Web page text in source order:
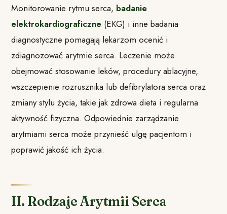
Monitorowanie rytmu serca, badanie
elektrokardiograficzne (EKG) i inne badania
diagnostyczne pomagają lekarzom ocenić i
zdiagnozować arytmie serca. Leczenie może
obejmować stosowanie leków, procedury ablacyjne,
wszczepienie rozrusznika lub defibrylatora serca oraz
zmiany stylu życia, takie jak zdrowa dieta i regularna
aktywność fizyczna. Odpowiednie zarządzanie
arytmiami serca może przynieść ulgę pacjentom i
poprawić jakość ich życia.
II. Rodzaje Arytmii Serca